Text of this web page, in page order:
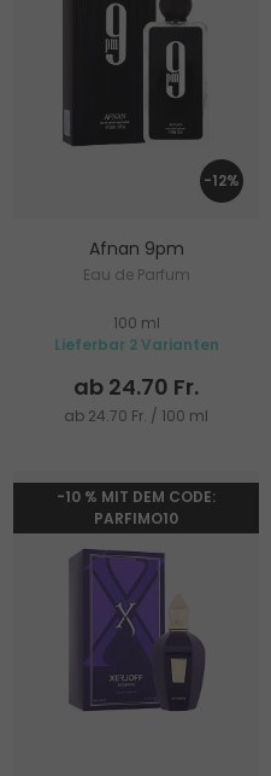
-12%
Afnan 9pm
Eau de Parfum
100 ml
Lieferbar 2 Varianten
ab 24.70 Fr.
ab 24.70 Fr. / 100 ml
-10 % MIT DEM CODE:
PARFIMO10